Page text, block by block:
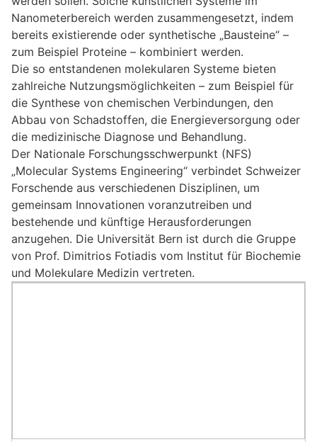
Nanometerbereich werden zusammengesetzt, indem
bereits existierende oder synthetische „Bausteine“ –
zum Beispiel Proteine – kombiniert werden.
Die so entstandenen molekularen Systeme bieten
zahlreiche Nutzungsmöglichkeiten – zum Beispiel für
die Synthese von chemischen Verbindungen, den
Abbau von Schadstoffen, die Energieversorgung oder
die medizinische Diagnose und Behandlung.
Der Nationale Forschungsschwerpunkt (NFS)
„Molecular Systems Engineering“ verbindet Schweizer
Forschende aus verschiedenen Disziplinen, um
gemeinsam Innovationen voranzutreiben und
bestehende und künftige Herausforderungen
anzugehen. Die Universität Bern ist durch die Gruppe
von Prof. Dimitrios Fotiadis vom Institut für Biochemie
und Molekulare Medizin vertreten.